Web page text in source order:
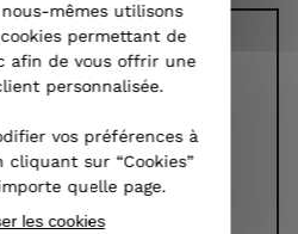
ou erreur de
"Mes tickets".
du défaut pour un
notre équipe.
mêmes utilisons
permettant de
afin de vous offrir une
personnalisée.
vos préférences à
sur “Cookies”
quelle page.
les cookies